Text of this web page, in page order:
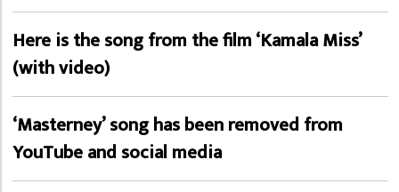
Here is the song from the film ‘Kamala Miss’
(with video)
‘Masterney’ song has been removed from
YouTube and social media